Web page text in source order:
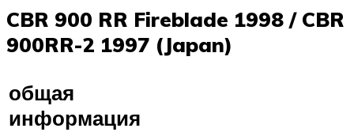
CBR 900 RR Fireblade 1998 / CBR
900RR-2 1997 (Japan)
общая
информация